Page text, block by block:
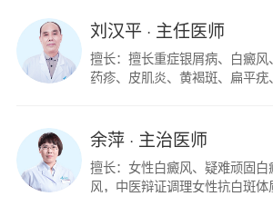
刘汉平· 主任医师
擅长：擅长重症银屑病、白癜
药疹、皮肌炎、黄褐斑、扁平疣
余萍· 主治医师
擅长：女性白癜风、疑难顽固
风，中医辩证调理女性抗白斑体